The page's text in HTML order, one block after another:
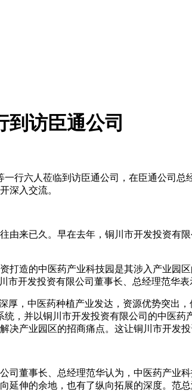
访臣通公司
行六人莅临到访臣通公司，在臣通公司
深入交流。
来已久。早在去年，铜川市开发投资有
打造的中医药产业科技园是其涉入产业园
开发投资有限公司董事长、总经理范华表
厚，中医药种植产业发达，资源优势突出
统，并以铜川市开发投资有限公司的中医
决产业园区的招商痛点。这让铜川市开发
司董事长、总经理范华认为，中医药产业
伸的余地，也有了纵向拓展的深度。范总